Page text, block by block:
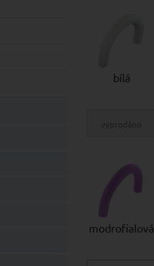
bílá
modrofialová